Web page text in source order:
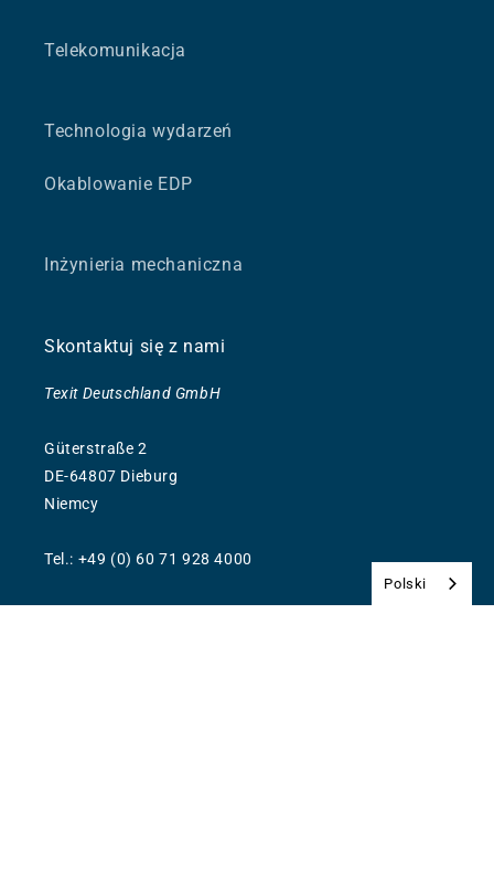
Telekomunikacja
Technologia wydarzeń
Okablowanie EDP
Inżynieria mechaniczna
Skontaktuj się z nami
Texit Deutschland GmbH
Güterstraße 2
DE-64807 Dieburg
Niemcy
Tel.: +49 (0) 60 71 928 4000
Polski